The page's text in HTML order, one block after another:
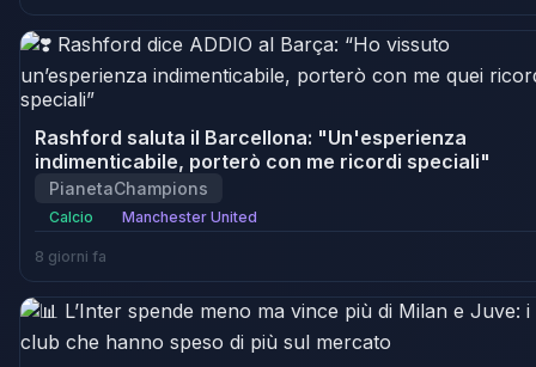
Rashford saluta il Barcellona: "Un'esperienza
indimenticabile, porterò con me ricordi speciali"
PianetaChampions
Calcio Manchester United
8 giorni fa